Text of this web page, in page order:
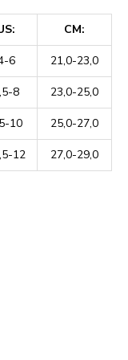
CM:
6 21,0-23,0
8 23,0-25,0
10 25,0-27,0
12 27,0-29,0